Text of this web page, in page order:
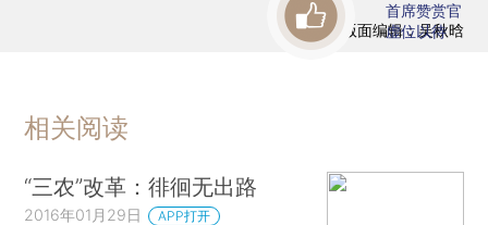
版面编辑：吴秋晗
首席赞赏官
虚位以待
相关阅读
“三农”改革：徘徊无出路
2016年01月29日 APP打开